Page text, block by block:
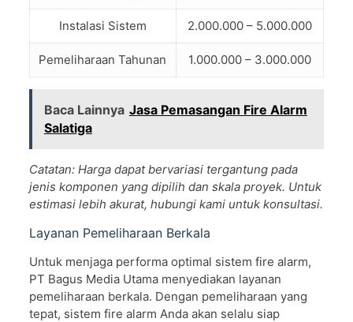
Instalasi Sistem 2.000.000 – 5.000.000
Pemeliharaan Tahunan 1.000.000 – 3.000.000
Baca Lainnya Jasa Pemasangan Fire Alarm
Salatiga
Catatan: Harga dapat bervariasi tergantung pada
jenis komponen yang dipilih dan skala proyek. Untuk
estimasi lebih akurat, hubungi kami untuk konsultasi.
Layanan Pemeliharaan Berkala
Untuk menjaga performa optimal sistem fire alarm,
PT Bagus Media Utama menyediakan layanan
pemeliharaan berkala. Dengan pemeliharaan yang
tepat, sistem fire alarm Anda akan selalu siap